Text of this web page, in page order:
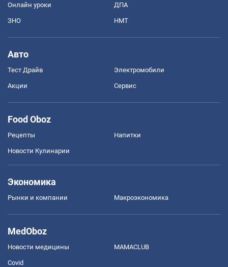
Онлайн уроки ДПА
ЗНО НМТ
Авто
Тест Драйв Электромобили
Акции Сервис
Food Oboz
Рецепты Напитки
Новости Кулинарии
Экономика
Рынки и компании Mакроэкономика
MedOboz
Новости медицины MAMACLUB
Covid